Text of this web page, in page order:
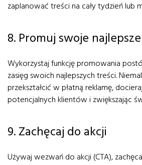
zaplanować treści na cały tydzień lub
8. Promuj swoje
Wykorzystaj funkcję promowania
zasięg swoich najlepszych treści.
przekształcić w płatną reklamę,
potencjalnych klientów i zwiększając
9. Zachęcaj do akcji
Używaj wezwań do akcji (CTA),